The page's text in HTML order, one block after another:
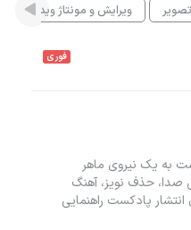
ویرایش و مونتاژ ویدیو
فوری
به یک نیروی ماهر
صدا، حذف نویز، آهنگ
انتشار پادکست راهنمایی